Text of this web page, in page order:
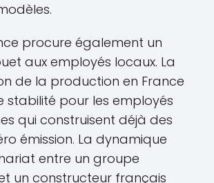
procure également un
aux employés locaux. La
de la production en France
stabilité pour les employés
qui construisent déjà des
émission. La dynamique
entre un groupe
un constructeur français